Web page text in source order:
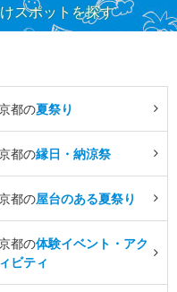
スポットを探す
都の夏祭り
都の縁日・納涼祭
都の屋台のある夏祭り
都の体験イベント・アク
ビティ